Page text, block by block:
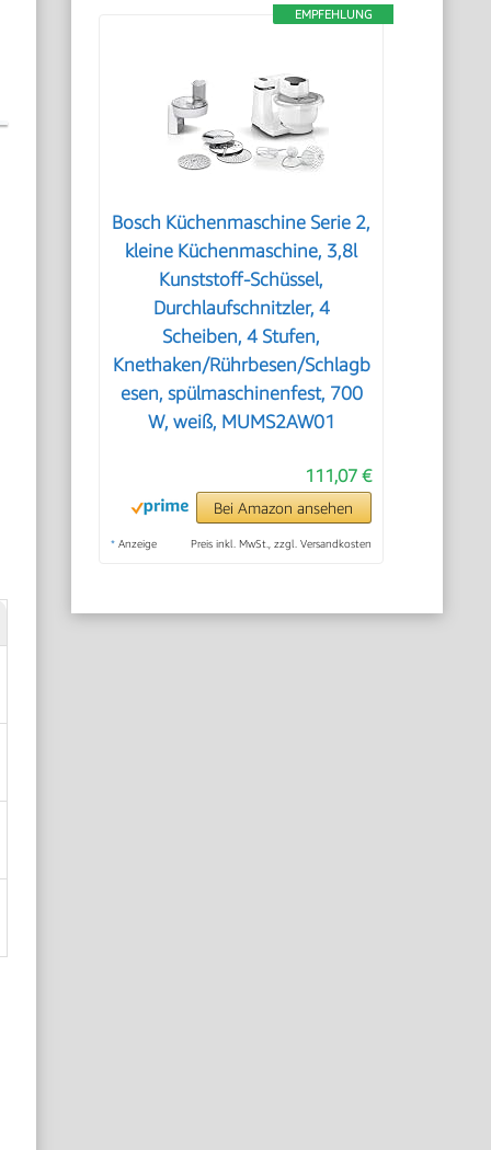
EMPFEHLUNG
Bosch Küchenmaschine Serie 2,
kleine Küchenmaschine, 3,8l
Kunststoff-Schüssel,
Durchlaufschnitzler, 4
Scheiben, 4 Stufen,
Knethaken/Rührbesen/Schlagb
esen, spülmaschinenfest, 700
W, weiß, MUMS2AW01
111,07 €
Bei Amazon ansehen
* Anzeige Preis inkl. MwSt., zzgl. Versandkosten